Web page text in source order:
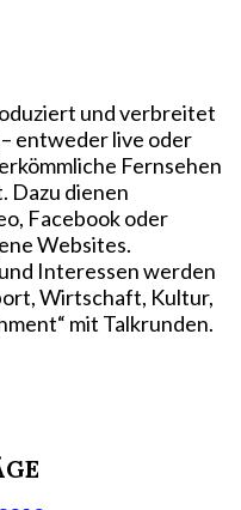
und verbreitet
entweder live oder
Fernsehen
Dazu dienen
Facebook oder
Websites.
Interessen werden
Wirtschaft, Kultur,
mit Talkrunden.